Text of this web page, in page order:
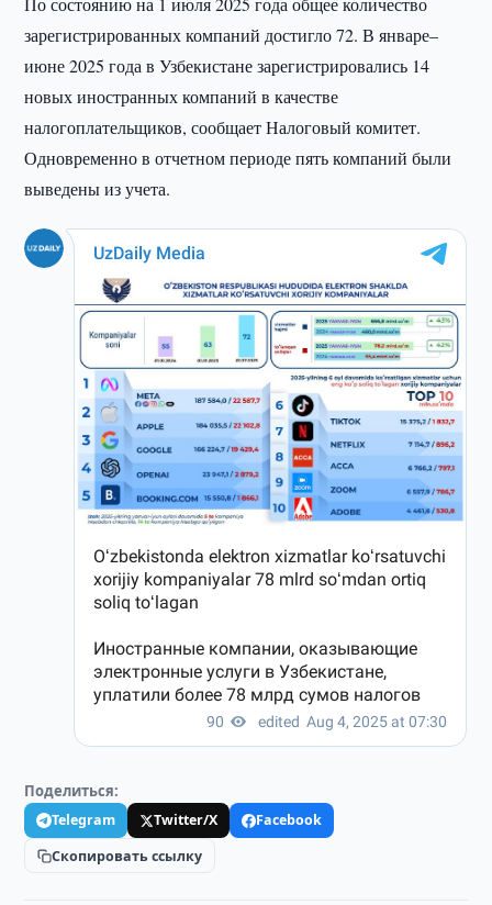
зарегистрированных компаний достигло 72. В январе–
июне 2025 года в Узбекистане зарегистрировались 14
новых иностранных компаний в качестве
налогоплательщиков, сообщает Налоговый комитет.
Одновременно в отчетном периоде пять компаний были
выведены из учета.
Поделиться:
Telegram Twitter/X
Facebook
Скопировать ссылку